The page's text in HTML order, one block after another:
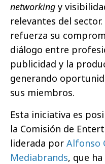
networking y
relevantes del
refuerza su
diálogo entre
publicidad y la
generando
sus miembros.
Esta iniciativa es
la Comisión de
liderada por Alfonso
Mediabrands, que